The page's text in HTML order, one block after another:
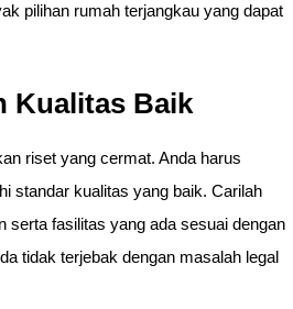
pilihan rumah terjangkau yang dapat
Kualitas Baik
riset yang cermat. Anda harus
standar kualitas yang baik. Carilah
serta fasilitas yang ada sesuai dengan
tidak terjebak dengan masalah legal